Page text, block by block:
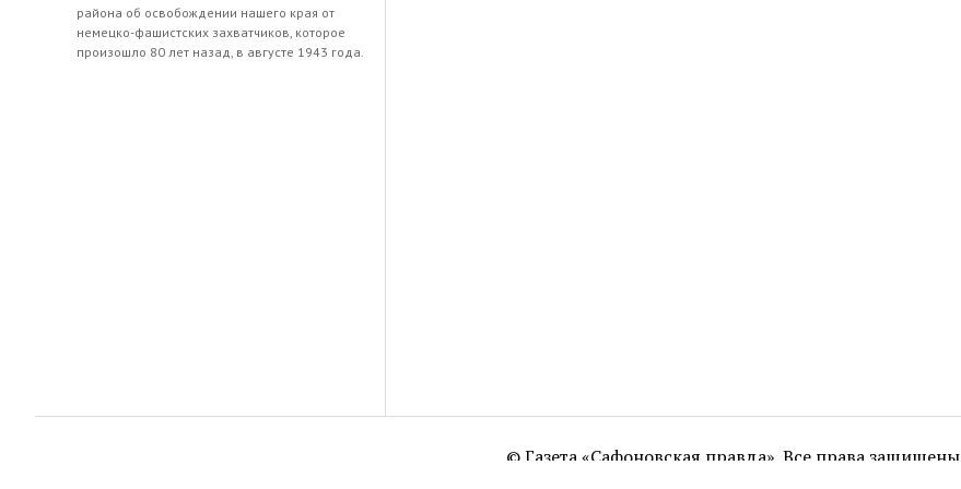
района об освобождении нашего края от
немецко-фашистских захватчиков, которое
произошло 80 лет назад, в августе 1943 года.
© Газета «Сафоновская правда». Все права защищены.